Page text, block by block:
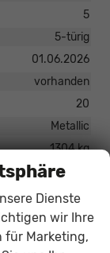
5
5-türig
01.06.2026
vorhanden
20
Metallic
1304 kg
vorhanden
Stoff
vorhanden
unfallfrei
Dienste
wir Ihre
für Marketing,